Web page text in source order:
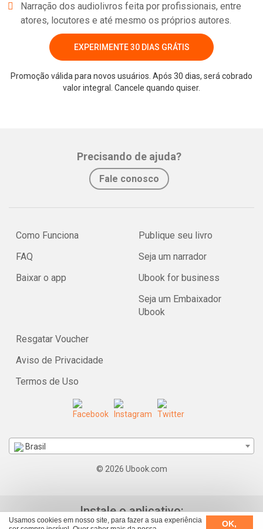
Usamos cookies em nosso site, para fazer a sua experiência
OK,
Narração dos audiolivros feita por profissionais, entre
atores, locutores e até mesmo os próprios autores.
EXPERIMENTE 30 DIAS GRÁTIS
Promoção válida para novos usuários. Após 30 dias, será cobrado
valor integral. Cancele quando quiser.
Precisando de ajuda?
Fale conosco
Como Funciona
FAQ
Baixar o app
Publique seu livro
Seja um narrador
Ubook for business
Seja um Embaixador
Ubook
Resgatar Voucher
Aviso de Privacidade
Termos de Uso
Brasil
© 2026 Ubook.com
Instale o aplicativo: